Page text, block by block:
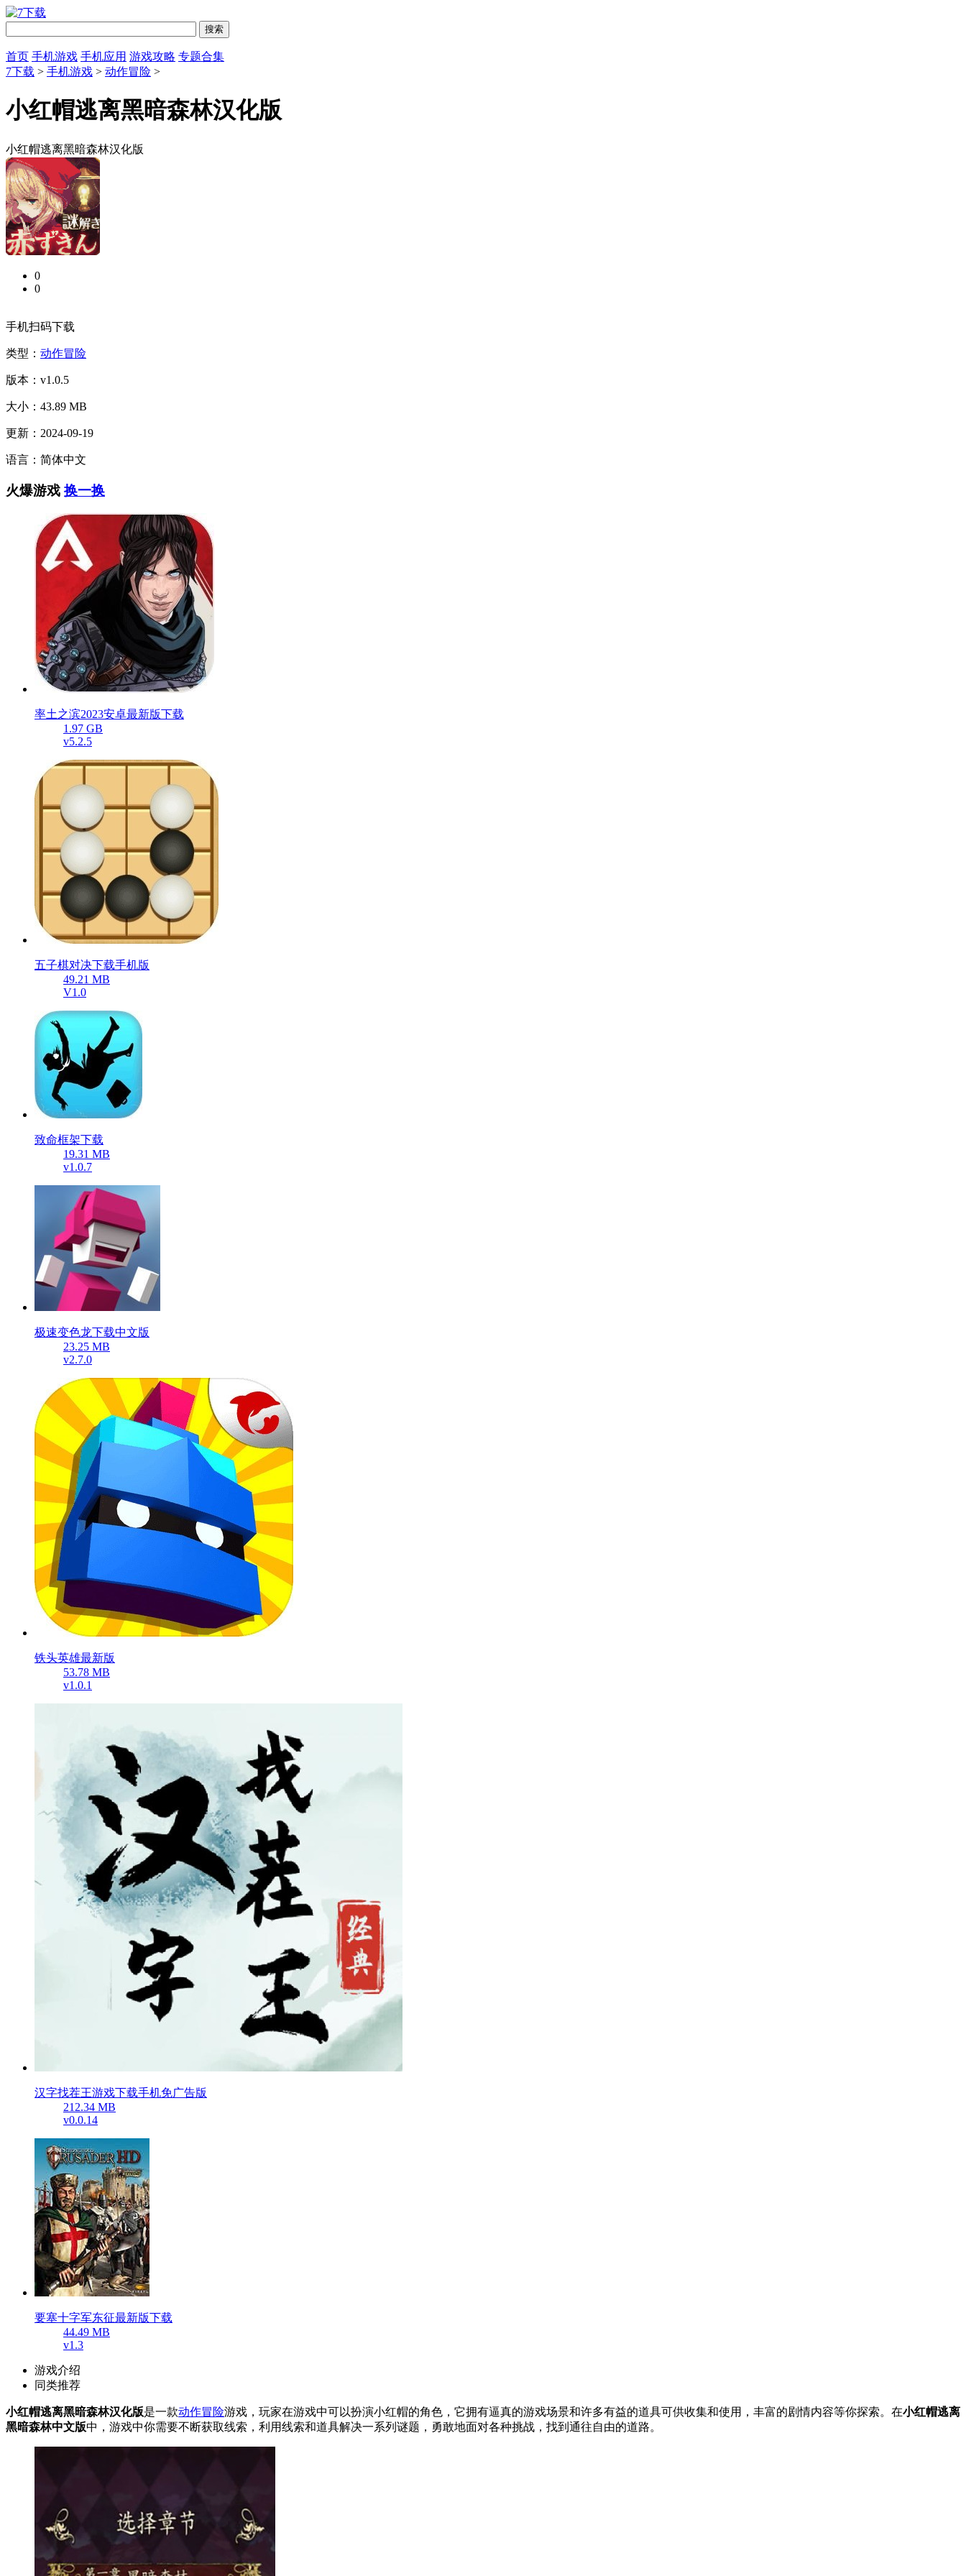
首页 手机游戏 手机应用 游戏攻略 专题合集
7下载 > 手机游戏 > 动作冒险 >
小红帽逃离黑暗森林汉化版
小红帽逃离黑暗森林汉化版
0
0
手机扫码下载
类型： 动作冒险
版本：v1.0.5
大小：43.89 MB
更新：2024-09-19
语言：简体中文
火爆游戏 换一换
率土之滨2023安卓最新版下载
1.97 GB
v5.2.5
五子棋对决下载手机版
49.21 MB
V1.0
致命框架下载
19.31 MB
v1.0.7
极速变色龙下载中文版
23.25 MB
v2.7.0
铁头英雄最新版
53.78 MB
v1.0.1
汉字找茬王游戏下载手机免广告版
212.34 MB
v0.0.14
要塞十字军东征最新版下载
44.49 MB
v1.3
游戏介绍
同类推荐
小红帽逃离黑暗森林汉化版是一款动作冒险游戏，玩家在游戏中可以扮演小红帽的角色，它拥有逼真的游戏场景和许多有益的道具可供收集和使用，丰富的剧情内容等你探索。在小红帽逃离
黑暗森林中文版中，游戏中你需要不断获取线索，利用线索和道具解决一系列谜题，勇敢地面对各种挑战，找到通往自由的道路。